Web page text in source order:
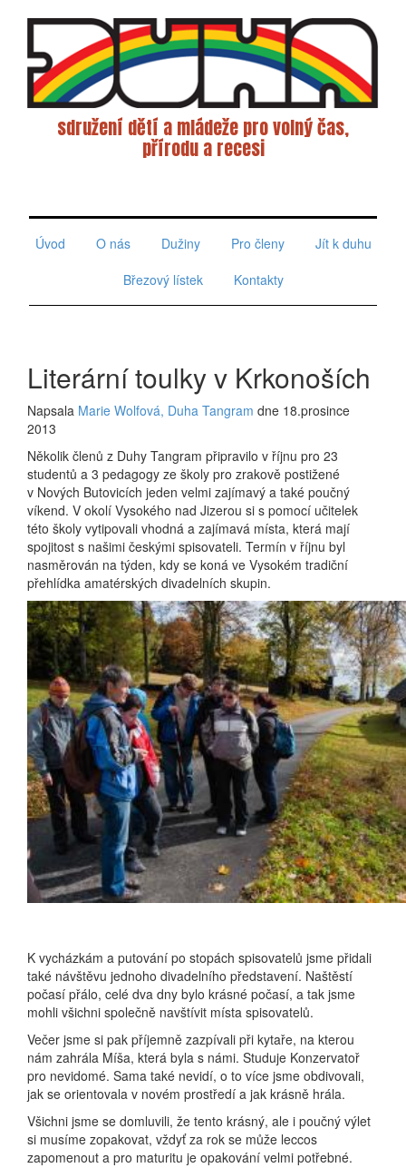
sdružení dětí a mládeže pro volný čas,
přírodu a recesi
Úvod
O nás Dužiny Pro členy
Jít k duhu
Březový lístek
Kontakty
Literární toulky v Krkonoších
Napsala Marie Wolfová, Duha Tangram dne 18.prosince
2013
Několik členů z Duhy Tangram připravilo v říjnu pro 23
studentů a 3 pedagogy ze školy pro zrakově postižené
v Nových Butovicích jeden velmi zajímavý a také poučný
víkend. V okolí Vysokého nad Jizerou si s pomocí učitelek
této školy vytipovali vhodná a zajímavá místa, která mají
spojitost s našimi českými spisovateli. Termín v říjnu byl
nasměrován na týden, kdy se koná ve Vysokém tradiční
přehlídka amatérských divadelních skupin.
K vycházkám a putování po stopách spisovatelů jsme přidali
také návštěvu jednoho divadelního představení. Naštěstí
počasí přálo, celé dva dny bylo krásné počasí, a tak jsme
mohli všichni společně navštívit místa spisovatelů.
Večer jsme si pak příjemně zazpívali při kytaře, na kterou
nám zahrála Míša, která byla s námi. Studuje Konzervatoř
pro nevidomé. Sama také nevidí, o to více jsme obdivovali,
jak se orientovala v novém prostředí a jak krásně hrála.
Všichni jsme se domluvili, že tento krásný, ale i poučný výlet
si musíme zopakovat, vždyť za rok se může leccos
zapomenout a pro maturitu je opakování velmi potřebné.